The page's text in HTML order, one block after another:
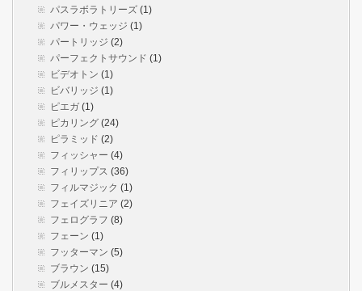
パスラボラトリーズ (1)
パワー・ウェッジ (1)
パートリッジ (2)
パーフェクトサウンド (1)
ビデオトン (1)
ビバリッジ (1)
ピエガ (1)
ピカリング (24)
ピラミッド (2)
フィッシャー (4)
フィリップス (36)
フィルマジック (1)
フェイズリニア (2)
フェログラフ (8)
フェーン (1)
フッターマン (5)
ブラウン (15)
ブルメスター (4)